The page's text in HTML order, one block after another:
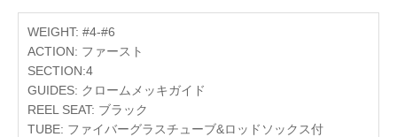
WEIGHT: #4-#6
ACTION: ファースト
SECTION:4
GUIDES: クロームメッキガイド
REEL SEAT: ブラック
TUBE: ファイバーグラスチューブ&ロッドソックス付